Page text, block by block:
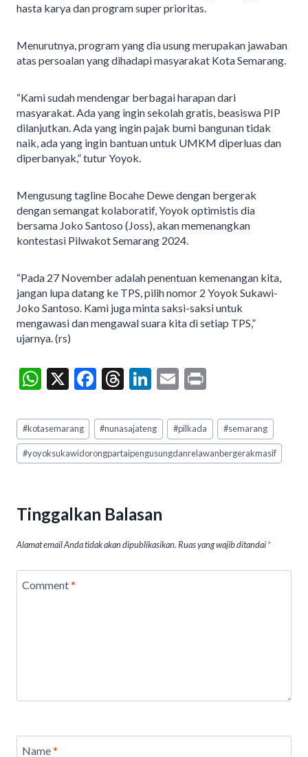
hasta karya dan program super prioritas.
Menurutnya, program yang dia usung merupakan jawaban
atas persoalan yang dihadapi masyarakat Kota Semarang.
“Kami sudah mendengar berbagai harapan dari
masyarakat. Ada yang ingin sekolah gratis, beasiswa PIP
dilanjutkan. Ada yang ingin pajak bumi bangunan tidak
naik, ada yang ingin bantuan untuk UMKM diperluas dan
diperbanyak,” tutur Yoyok.
Mengusung tagline Bocahe Dewe dengan bergerak
dengan semangat kolaboratif, Yoyok optimistis dia
bersama Joko Santoso (Joss), akan memenangkan
kontestasi Pilwakot Semarang 2024.
“Pada 27 November adalah penentuan kemenangan kita,
jangan lupa datang ke TPS, pilih nomor 2 Yoyok Sukawi-
Joko Santoso. Kami juga minta saksi-saksi untuk
mengawasi dan mengawal suara kita di setiap TPS,”
ujarnya. (rs)
W
at
s
A
p
X
F
e
b
o
k
T
ea
ds
Li
ke
dI
n
E
ai
l
t
Post
Tags:
#kotasemarang #nunasajateng #pilkada #semarang
#yoyoksukawidorongpartaipengusungdanrelawanbergerakmasif
Tinggalkan Balasan
Alamat email Anda tidak akan dipublikasikan. Ruas yang wajib ditandai*
Comment*
Name*